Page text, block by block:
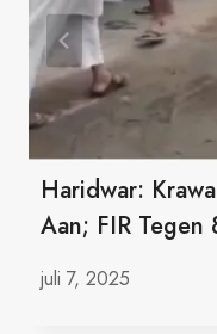
Haridwar:
Aan; FIR Tegen
juli 7, 2025